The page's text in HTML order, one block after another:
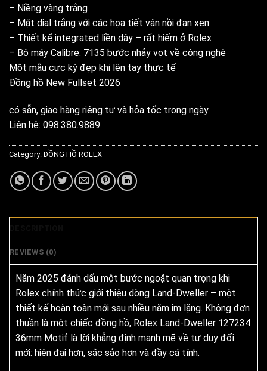
– Niềng vàng trắng
– Mặt dial trắng với các họa tiết vân nồi đan xen
– Thiết kế integrated liền dây – rất hiếm ở Rolex
– Bộ máy Calibre: 7135 bước nhảy vọt về công nghệ
Một mẫu cực kỳ đẹp khi lên tay thực tế
Đồng hồ New Fullset 2026
có sẵn, giao hàng riêng tư và hỏa tốc trong ngày
Liên hệ: 098.380.9889
Category:ĐỒNG HỒ ROLEX
REVIEWS (0)
Năm 2025 đánh dấu một bước ngoặt quan trọng khi
Rolex chính thức giới thiệu dòng Land-Dweller – một
thiết kế hoàn toàn mới sau nhiều năm im lặng. Không đơn
thuần là một chiếc đồng hồ, Rolex Land-Dweller 127234
36mm Motif là lời khẳng định mạnh mẽ về tư duy đổi
mới: hiện đại hơn, sắc sảo hơn và đầy cá tính.